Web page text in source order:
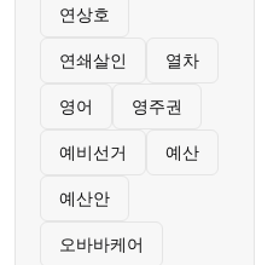
연상호
연쇄살인 열차
영어 영주권
예비선거 예산
예산안
오바바케어